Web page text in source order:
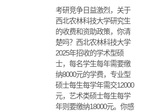
考研竞争日益激烈，关于
西北农林科技大学研究生
的收费和资助政策，你清
楚吗？西北农林科技大学
2025年招收的学术型硕
士，每名学生每年需要缴
纳8000元的学费，专业型
硕士每生每学年需交12000
元，艺术类硕士每生每学
年则要缴纳18000元。你感